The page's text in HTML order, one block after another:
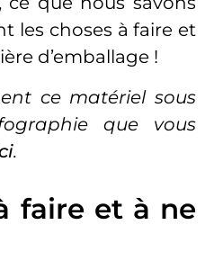
les choses à faire et
d’emballage !
ce matériel sous
que vous
.
faire et à ne